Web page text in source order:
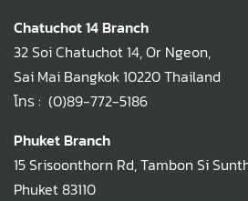
Chatuchot 14 Branch
32 Soi Chatuchot 14, Or Ngeon,
Sai Mai Bangkok 10220 Thailand
โทร : (0)89-772-5186
Phuket Branch
15 Srisoonthorn Rd, Tambon Si
Phuket 83110